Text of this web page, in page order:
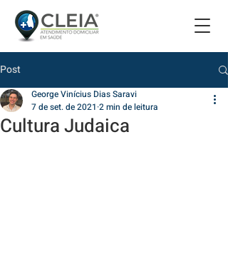
Post
Cultura Judaica
George Vinícius Dias Saravi
7 de set. de 2021 2 min de leitura